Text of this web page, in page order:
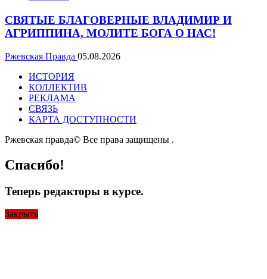
СВЯТЫЕ БЛАГОВЕРНЫЕ ВЛАДИМИР И
АГРИППИНА, МОЛИТЕ БОГА О НАС!
Ржевская Правда 05.08.2026
ИСТОРИЯ
КОЛЛЕКТИВ
РЕКЛАМА
СВЯЗЬ
КАРТА ДОСТУПНОСТИ
Ржевская правда© Все права защищены .
Спасибо!
Теперь редакторы в курсе.
Закрыть